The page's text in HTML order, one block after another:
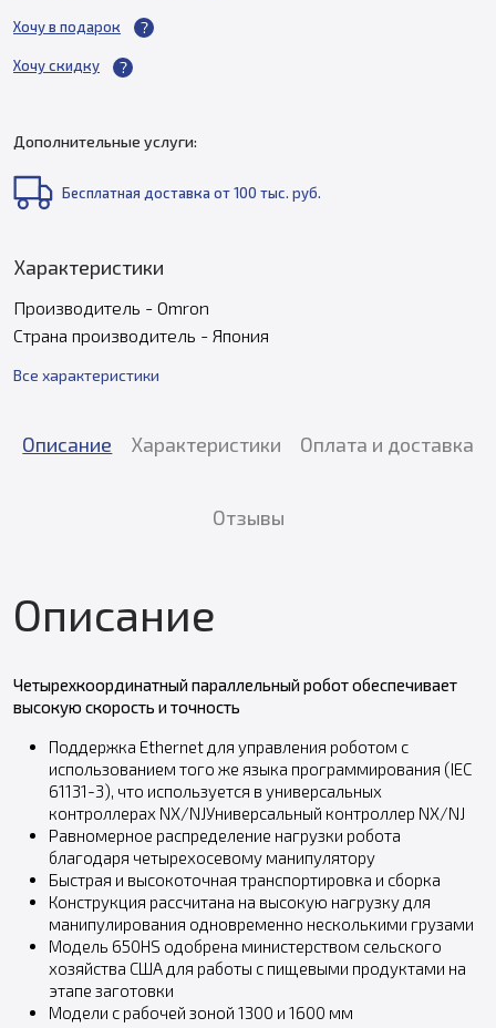
Хочу в подарок
Хочу скидку
Дополнительные услуги:
Бесплатная доставка от 100 тыс. руб.
Характеристики
Производитель - Omron
Страна производитель - Япония
Все характеристики
Описание Характеристики Оплата и доставка
Отзывы
Описание
Четырехкоординатный параллельный робот обеспечивает
высокую скорость и точность
Поддержка Ethernet для управления роботом с
использованием того же языка программирования (IEC
61131-3), что используется в универсальных
контроллерах NX/NJУниверсальный контроллер NX/NJ
Равномерное распределение нагрузки робота
благодаря четырехосевому манипулятору
Быстрая и высокоточная транспортировка и сборка
Конструкция рассчитана на высокую нагрузку для
манипулирования одновременно несколькими грузами
Модель 650HS одобрена министерством сельского
хозяйства США для работы с пищевыми продуктами на
этапе заготовки
Модели с рабочей зоной 1300 и 1600 мм